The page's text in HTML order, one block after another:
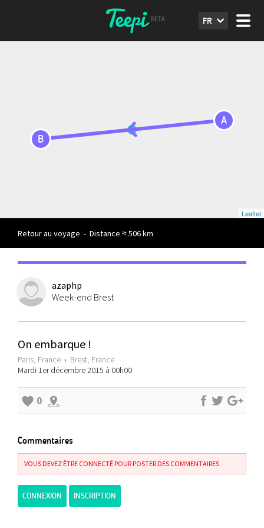
FR
A
B
Leaflet
Retour au voyage - Distance ≈ 506 km
azaphp
Week-end Brest
On embarque !
Paris, France › Brest, France
Mardi 1er décembre 2015 à 00h00
0
Commentaires
VOUS DEVEZ ÊTRE CONNECTÉ POUR POSTER DES COMMENTAIRES
CONNEXION INSCRIPTION